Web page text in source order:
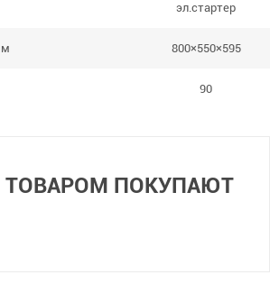
эл.стартер
800×550×595
90
ТОВАРОМ ПОКУПАЮТ